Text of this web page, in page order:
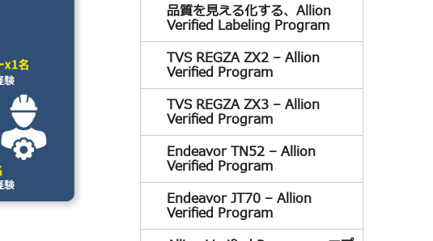
品質を見える化する、Allion
Verified Labeling Program
TVS REGZA ZX2 – Allion
Verified Program
TVS REGZA ZX3 – Allion
Verified Program
Endeavor TN52 – Allion
Verified Program
Endeavor JT70 – Allion
Verified Program